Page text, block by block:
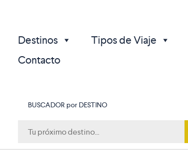
Destinos Tipos de Viaje
Contacto
BUSCADOR por DESTINO